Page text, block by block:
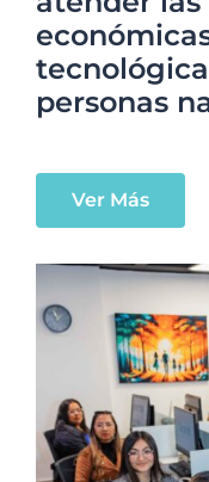
personas
Ver Más